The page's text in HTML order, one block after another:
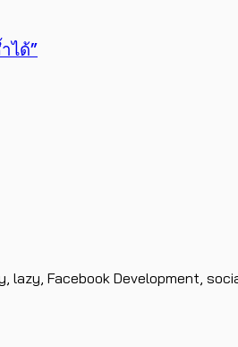
ได้”
lazy, Facebook Development,